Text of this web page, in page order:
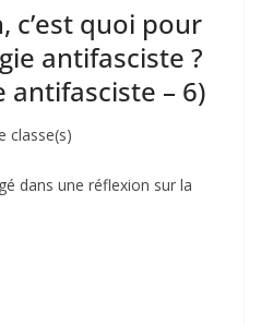
c’est quoi pour
antifasciste ?
antifasciste – 6)
classe(s)
dans une réflexion sur la